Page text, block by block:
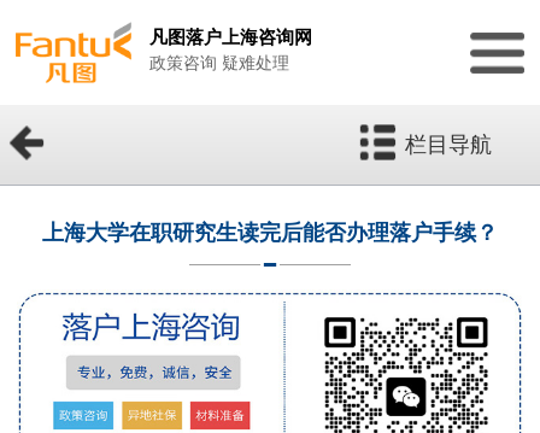
凡图落户上海咨询网
政策咨询 疑难处理
栏目导航
上海大学在职研究生读完后能否办理落户手续？